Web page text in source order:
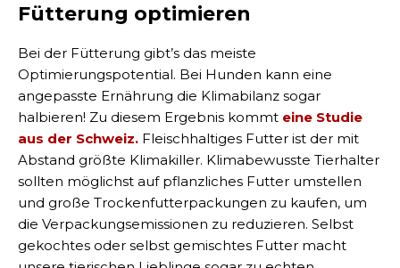
Fütterung optimieren
Bei der Fütterung gibt’s das meiste
Optimierungspotential. Bei Hunden kann eine
angepasste Ernährung die Klimabilanz sogar
halbieren! Zu diesem Ergebnis kommt eine Studie
aus der Schweiz. Fleischhaltiges Futter ist der mit
Abstand größte Klimakiller. Klimabewusste Tierhalter
sollten möglichst auf pflanzliches Futter umstellen
und große Trockenfutterpackungen zu kaufen, um
die Verpackungsemissionen zu reduzieren. Selbst
gekochtes oder selbst gemischtes Futter macht